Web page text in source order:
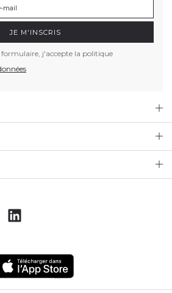
newsletter et faites le plein d'offres
j'accepte la politique